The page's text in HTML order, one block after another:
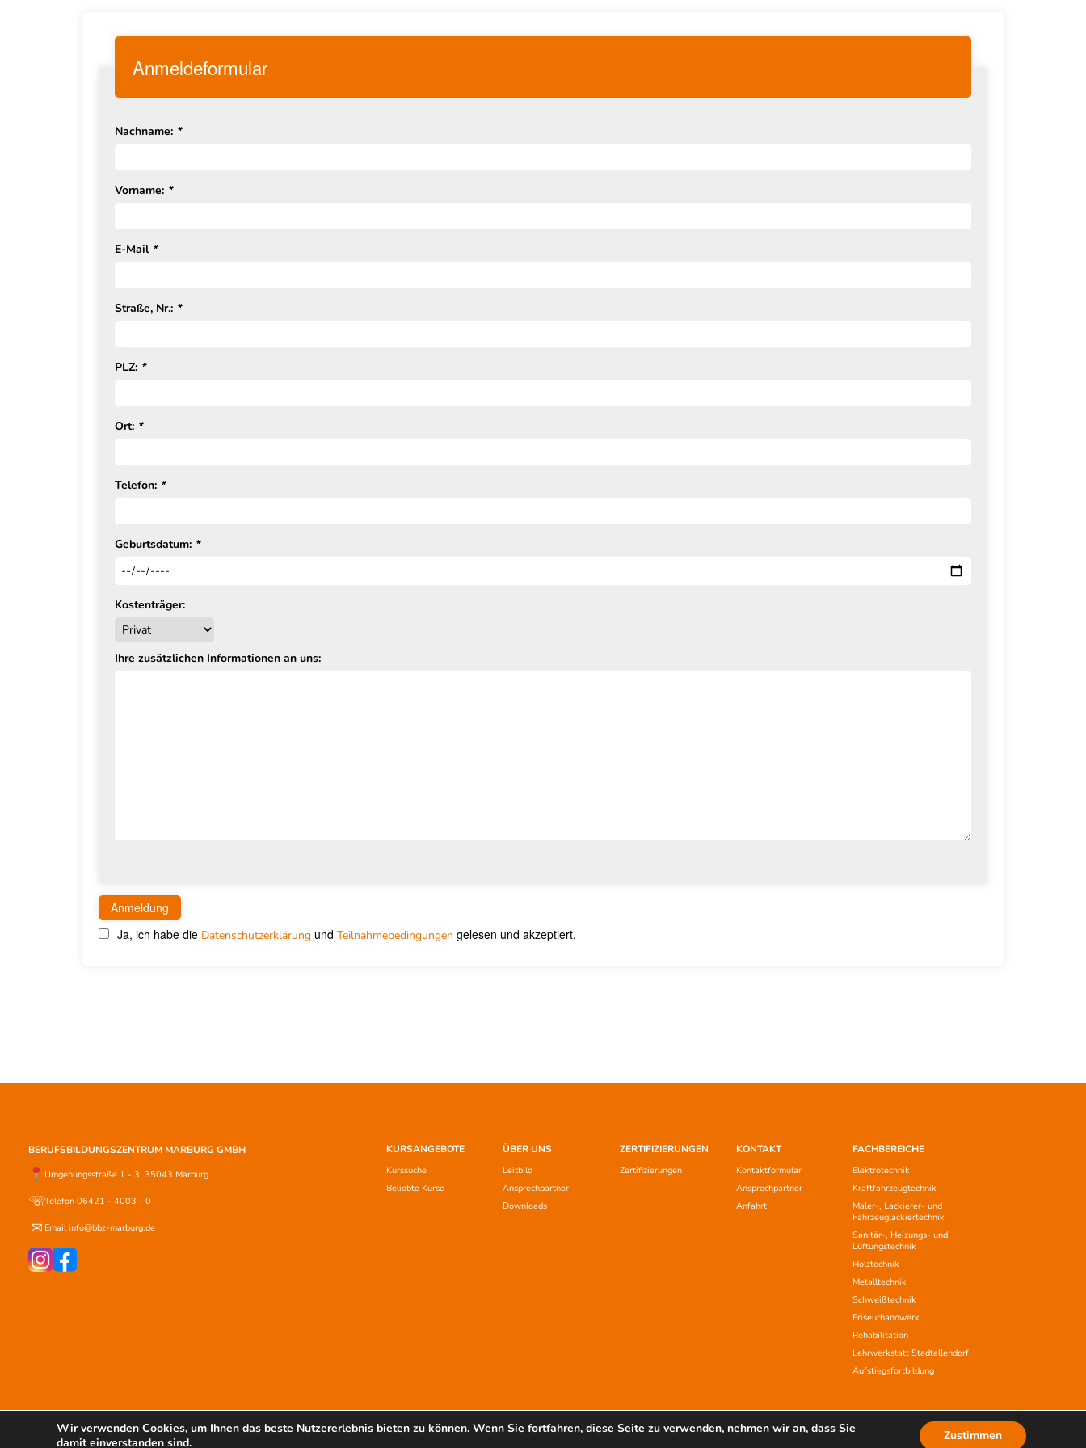
Anmeldeformular
Nachname: *
Vorname: *
E-Mail *
Straße, Nr.: *
PLZ: *
Ort: *
Telefon: *
Geburtsdatum: *
Kostenträger:
Ihre zusätzlichen Informationen an uns:
Ja, ich habe die Datenschutzerklärung und Teilnahmebedingungen gelesen und akzeptiert.
BERUFSBILDUNGSZENTRUM MARBURG GMBH
Umgehungsstraße 1 - 3, 35043 Marburg
☏Telefon 06421 - 4003 - 0
✉ Email info@bbz-marburg.de
KURSANGEBOTE
Kurssuche
Beliebte Kurse
ÜBER UNS
Leitbild
Ansprechpartner
Downloads
ZERTIFIZIERUNGEN
Zertifizierungen
KONTAKT
Kontaktformular
Ansprechpartner
Anfahrt
FACHBEREICHE
Elektrotechnik
Kraftfahrzeugtechnik
Maler-, Lackierer- und
Fahrzeuglackiertechnik
Sanitär-, Heizungs- und
Lüftungstechnik
Holztechnik
Metalltechnik
Schweißtechnik
Friseurhandwerk
Rehabilitation
Lehrwerkstatt Stadtallendorf
Aufstiegsfortbildung
IMPRESSUM DATENSCHUTZERKLÄRUNG
Wir verwenden Cookies, um Ihnen das beste Nutzererlebnis bieten zu können. Wenn Sie fortfahren, diese Seite zu verwenden, nehmen wir an, dass Sie
damit einverstanden sind.
Zustimmen